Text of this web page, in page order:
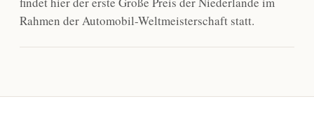
Rahmen der Automobil-Weltmeisterschaft statt.